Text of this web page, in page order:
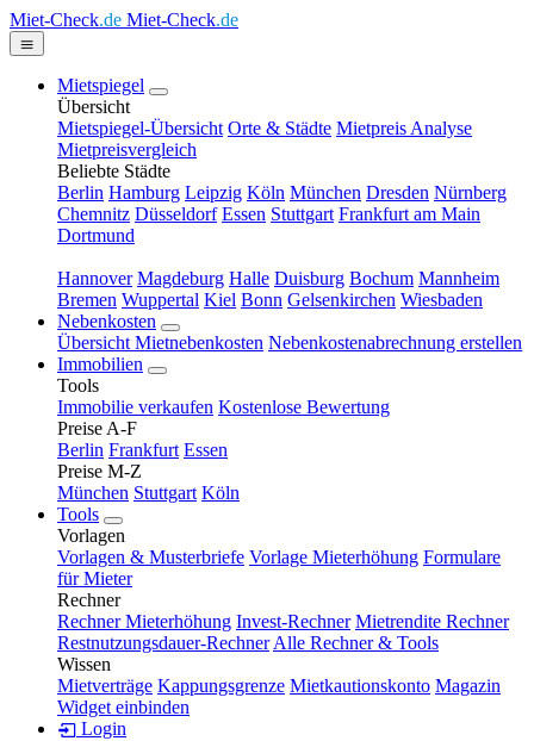
Miet-Check.de Miet-Check.de
Mietspiegel
Übersicht
Mietspiegel-Übersicht Orte & Städte Mietpreis Analyse
Mietpreisvergleich
Beliebte Städte
Berlin Hamburg Leipzig Köln München Dresden Nürnberg
Chemnitz Düsseldorf Essen Stuttgart Frankfurt am Main
Dortmund
Hannover Magdeburg Halle Duisburg Bochum Mannheim
Bremen Wuppertal Kiel Bonn Gelsenkirchen Wiesbaden
Nebenkosten
Übersicht Mietnebenkosten Nebenkostenabrechnung erstellen
Immobilien
Tools
Immobilie verkaufen Kostenlose Bewertung
Preise A-F
Berlin Frankfurt Essen
Preise M-Z
München Stuttgart Köln
Tools
Vorlagen
Vorlagen & Musterbriefe Vorlage Mieterhöhung Formulare
für Mieter
Rechner
Rechner Mieterhöhung Invest-Rechner Mietrendite Rechner
Restnutzungsdauer-Rechner Alle Rechner & Tools
Wissen
Mietverträge Kappungsgrenze Mietkautionskonto Magazin
Widget einbinden
Login